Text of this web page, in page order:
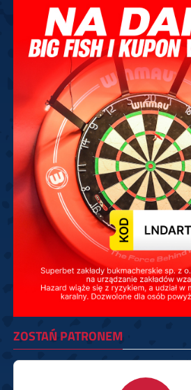
ZOSTAŃ PATRONEM